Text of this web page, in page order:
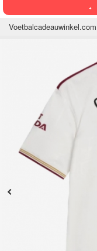
Voetbalcadeauwinkel.com